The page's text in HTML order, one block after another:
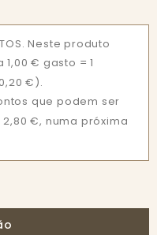
Neste produto
1,00 € gasto = 1
€).
que podem ser
€, numa próxima